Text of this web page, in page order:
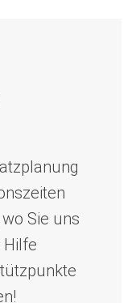
Sie uns
Hilfe